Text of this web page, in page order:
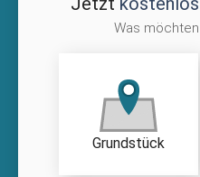
Was
Grundstück